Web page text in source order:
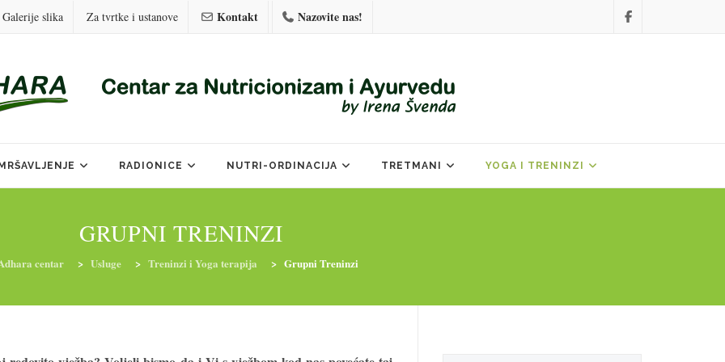
Galerije slika Za tvrtke i ustanove Kontakt Nazovite nas!
RADIONICE NUTRI-ORDINACIJA TRETMANI YOGA I TRENINZI
GRUPNI TRENINZI
centar > Usluge > Treninzi i Yoga terapija > Grupni Treninzi